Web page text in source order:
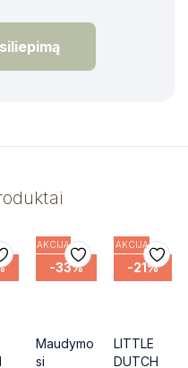
-33%
AKCIJA
Maudymo
si
-21%
AKCIJA
LITTLE
DUTCH